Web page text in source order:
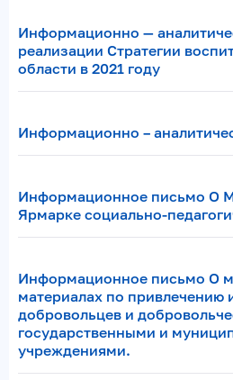
Информационно —
реализации Стратегии
области в 2021 году
Информационно –
Информационное письмо О
Ярмарке социально-
Информационное письмо О
материалах по привлечению
добровольцев и
государственными и
учреждениями.